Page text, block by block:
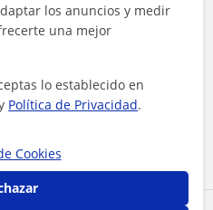
los anuncios y medir
una mejor
lo establecido en
Política de Privacidad.
Cookies